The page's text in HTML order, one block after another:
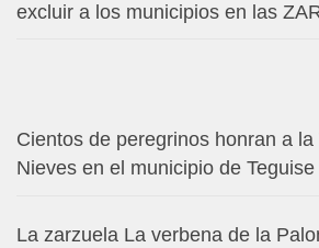
excluir a los municipios en las
Cientos de peregrinos honran a
Nieves en el municipio de Teguise
La zarzuela La verbena de la